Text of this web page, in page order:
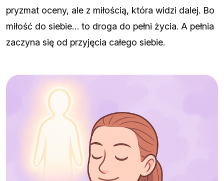
pryzmat oceny, ale z miłością, która widzi dalej. Bo
miłość do siebie… to droga do pełni życia. A pełnia
zaczyna się od przyjęcia całego siebie.